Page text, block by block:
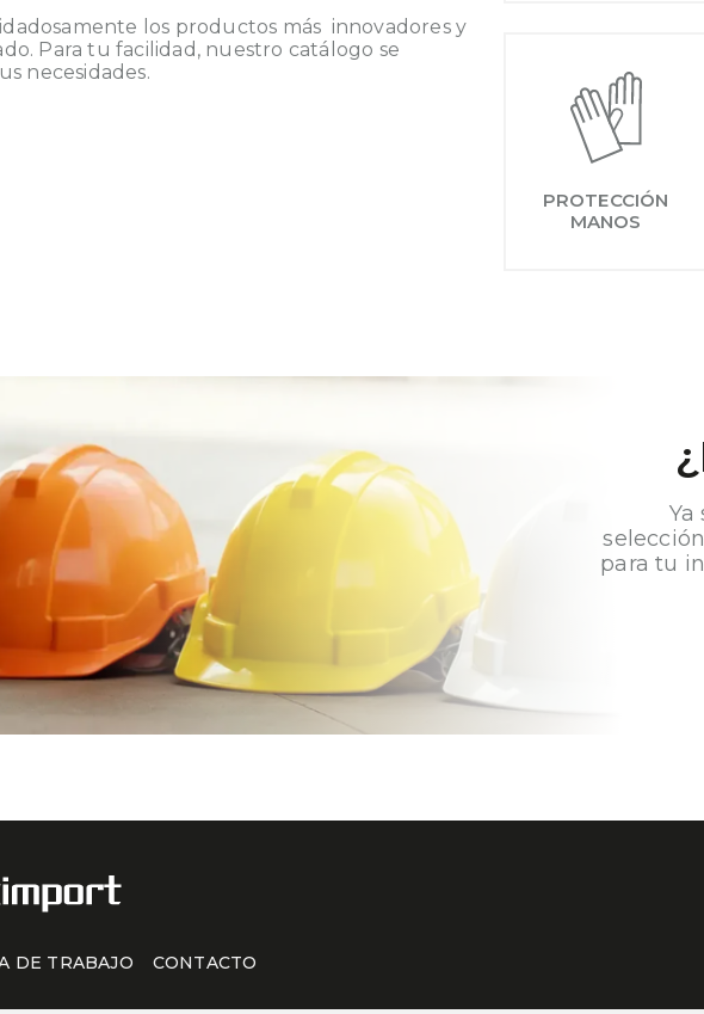
los productos más innovadores y
Para tu facilidad, nuestro catálogo se
necesidades.
PROTECCIÓN
MANOS
para tu
DE TRABAJO CONTACTO